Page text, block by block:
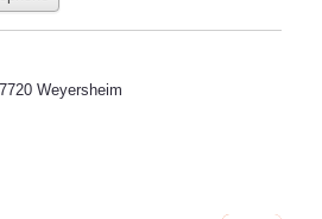
Weyersheim